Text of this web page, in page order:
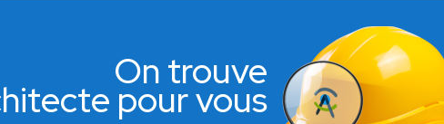
On trouve
pour vous